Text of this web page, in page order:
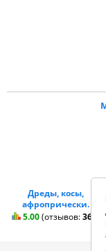
Дреды, косы,
афропрически.
5.00(отзывов:369